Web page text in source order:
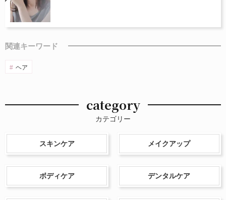
関連キーワード
ヘア
category
カテゴリー
スキンケア メイクアップ
ボディケア デンタルケア